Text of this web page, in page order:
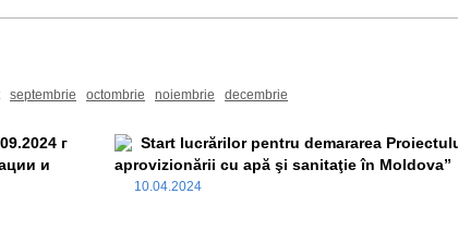
septembrie octombrie noiembrie decembrie
г
и
Start lucrărilor pentru demararea
aprovizionării cu apă şi sanitaţie în Moldova”
10.04.2024